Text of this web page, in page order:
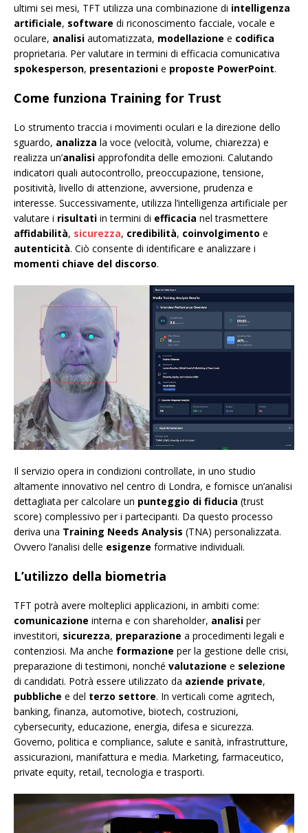
ultimi sei mesi, TFT utilizza una combinazione di intelligenza
artificiale, software di riconoscimento facciale, vocale e
oculare, analisi automatizzata, modellazione e codifica
proprietaria. Per valutare in termini di efficacia comunicativa
spokesperson, presentazioni e proposte PowerPoint.
Come funziona Training for Trust
Lo strumento traccia i movimenti oculari e la direzione dello
sguardo, analizza la voce (velocità, volume, chiarezza) e
realizza un’analisi approfondita delle emozioni. Calutando
indicatori quali autocontrollo, preoccupazione, tensione,
positività, livello di attenzione, avversione, prudenza e
interesse. Successivamente, utilizza l’intelligenza artificiale per
valutare i risultati in termini di efficacia nel trasmettere
affidabilità, sicurezza, credibilità, coinvolgimento e
autenticità. Ciò consente di identificare e analizzare i
momenti chiave del discorso.
Il servizio opera in condizioni controllate, in uno studio
altamente innovativo nel centro di Londra, e fornisce un’analisi
dettagliata per calcolare un punteggio di fiducia (trust
score) complessivo per i partecipanti. Da questo processo
deriva una Training Needs Analysis (TNA) personalizzata.
Ovvero l’analisi delle esigenze formative individuali.
L’utilizzo della biometria
TFT potrà avere molteplici applicazioni, in ambiti come:
comunicazione interna e con shareholder, analisi per
investitori, sicurezza, preparazione a procedimenti legali e
contenziosi. Ma anche formazione per la gestione delle crisi,
preparazione di testimoni, nonché valutazione e selezione
di candidati. Potrà essere utilizzato da aziende private,
pubbliche e del terzo settore. In verticali come agritech,
banking, finanza, automotive, biotech, costruzioni,
cybersecurity, educazione, energia, difesa e sicurezza.
Governo, politica e compliance, salute e sanità, infrastrutture,
assicurazioni, manifattura e media. Marketing, farmaceutico,
private equity, retail, tecnologia e trasporti.